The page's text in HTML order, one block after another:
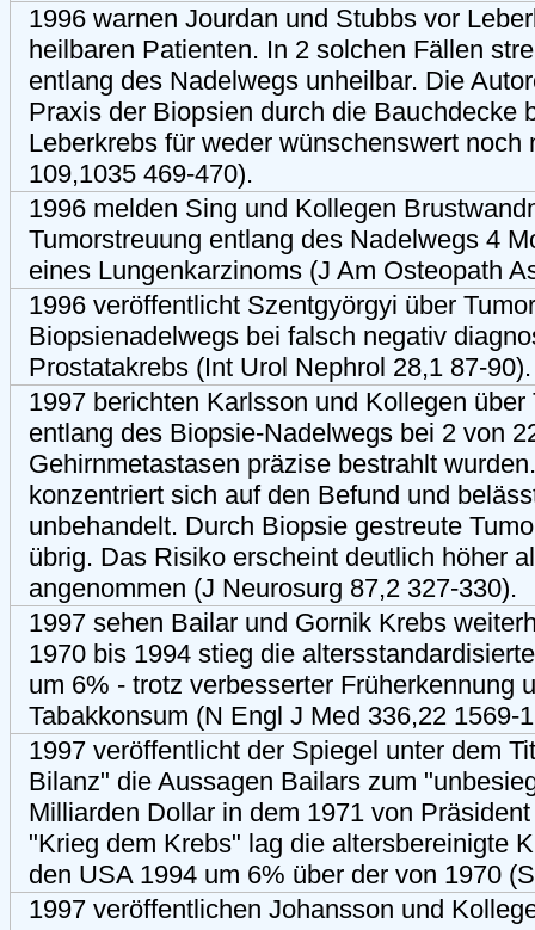
1996 warnen Jourdan und Stubbs vor
heilbaren Patienten. In 2 solchen Fällen
entlang des Nadelwegs unheilbar. Die
Praxis der Biopsien durch die Bauchdecke
Leberkrebs für weder wünschenswert noch
109,1035 469-470).
1996 melden Sing und Kollegen
Tumorstreuung entlang des Nadelwegs 4
eines Lungenkarzinoms (J Am Osteopath
1996 veröffentlicht Szentgyörgyi über
Biopsienadelwegs bei falsch negativ
Prostatakrebs (Int Urol Nephrol 28,1 87-90).
1997 berichten Karlsson und Kollegen über
entlang des Biopsie-Nadelwegs bei 2 von
Gehirnmetastasen präzise bestrahlt
konzentriert sich auf den Befund und
unbehandelt. Durch Biopsie gestreute
übrig. Das Risiko erscheint deutlich höher
angenommen (J Neurosurg 87,2 327-330).
1997 sehen Bailar und Gornik Krebs
1970 bis 1994 stieg die
um 6% - trotz verbesserter Früherkennung
Tabakkonsum (N Engl J Med 336,22 1569-
1997 veröffentlicht der Spiegel unter dem
Bilanz" die Aussagen Bailars zum
Milliarden Dollar in dem 1971 von
"Krieg dem Krebs" lag die altersbereinigte
den USA 1994 um 6% über der von 1970
1997 veröffentlichen Johansson und